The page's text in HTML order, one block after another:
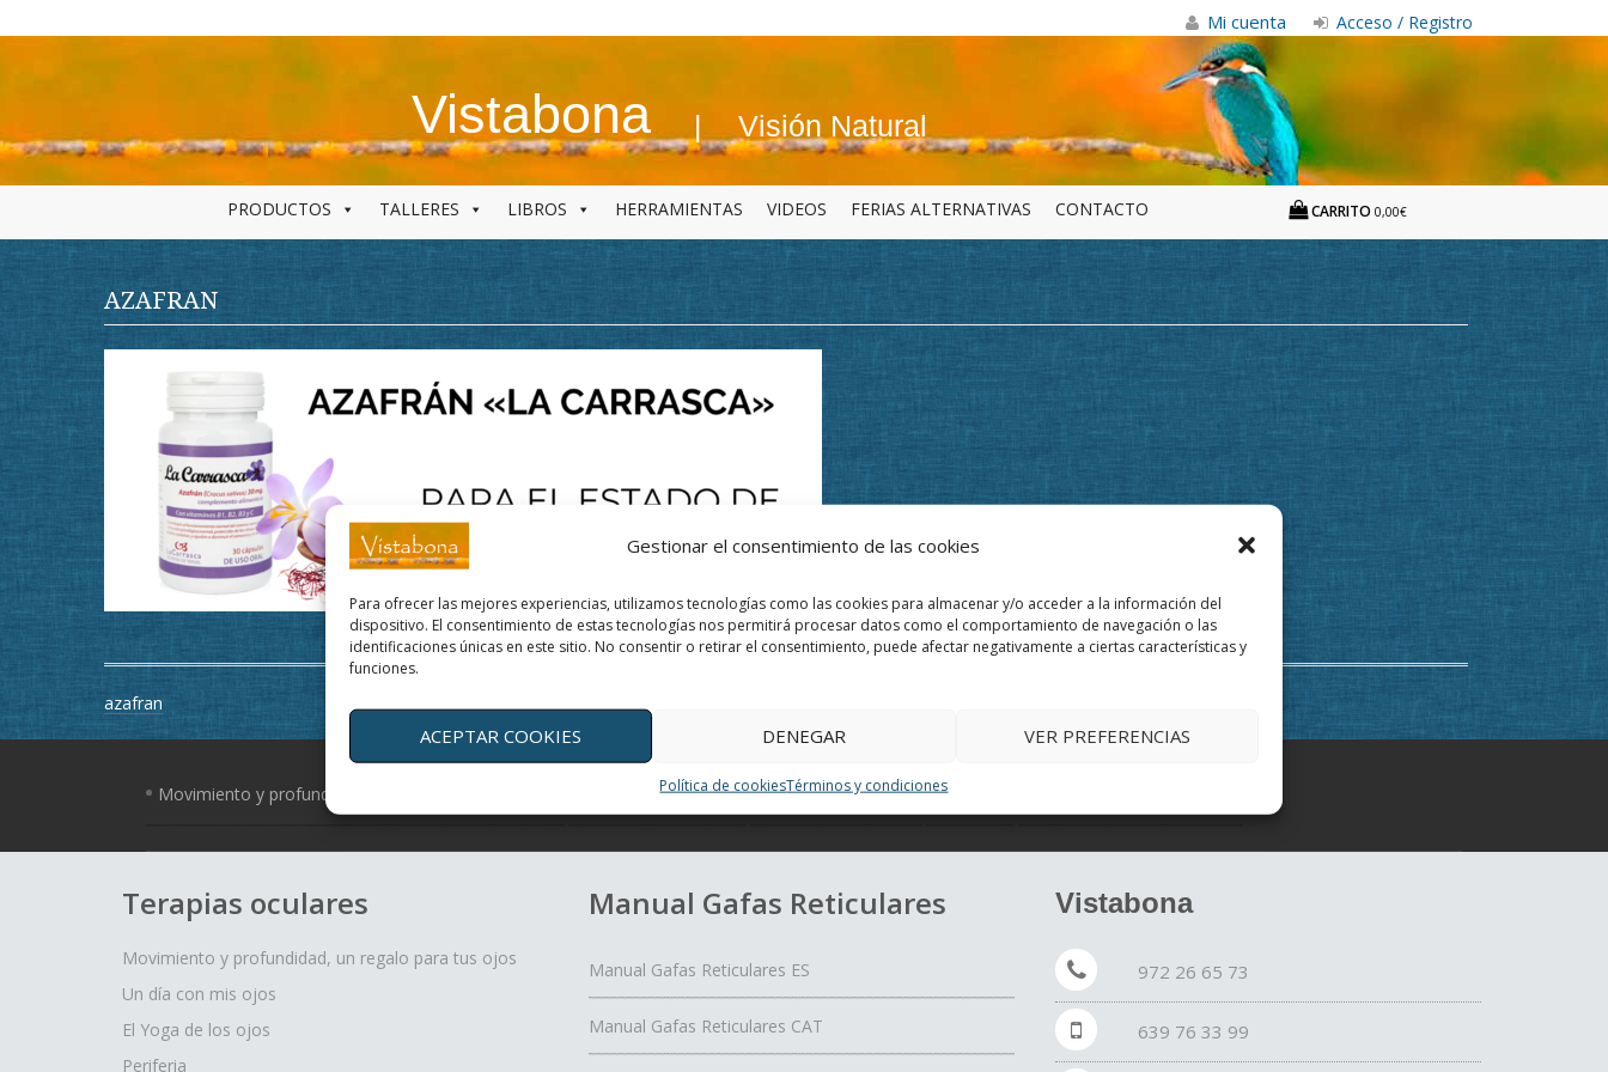
Gestionar el consentimiento de las cookies
Para ofrecer las mejores experiencias, utilizamos tecnologías como las cookies para almacenar y/o acceder a la información del
dispositivo. El consentimiento de estas tecnologías nos permitirá procesar datos como el comportamiento de navegación o las
identificaciones únicas en este sitio. No consentir o retirar el consentimiento, puede afectar negativamente a ciertas características y
funciones.
ACEPTAR COOKIES DENEGAR VER PREFERENCIAS
Política de cookiesTérminos y condiciones
Mi cuenta Acceso / Registro
Vistabona Visión Natural
PRODUCTOS TALLERES LIBROS HERRAMIENTAS VIDEOS FERIAS ALTERNATIVAS CONTACTO CARRITO 0,00€
AZAFRAN
Navegación
de
azafran
Movimiento y profundidad, un regalo para tus ojos Un día con mis ojos El Yoga de los ojos Periferia
Terapias oculares
Movimiento y profundidad, un regalo para tus ojos
Un día con mis ojos
El Yoga de los ojos
Periferia
Manual Gafas Reticulares
Manual Gafas Reticulares ES
Manual Gafas Reticulares CAT
Vistabona
972 26 65 73
639 76 33 99